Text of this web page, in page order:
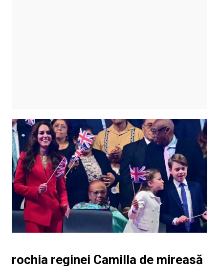
rochia reginei Camilla de mireasă